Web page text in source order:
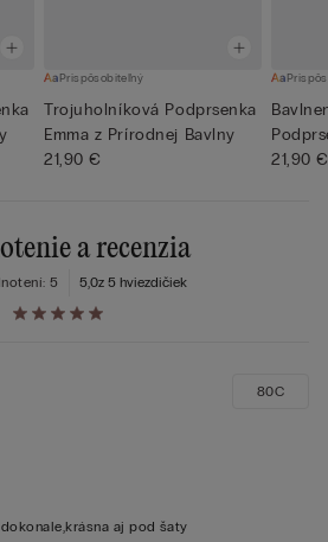
Prispôsobiteľný
Trojuholníková Podprsenka
Emma z Prírodnej Bavlny
21,90 €
21,90 €
a recenzia
5,0z 5 hviezdičiek
5
aj pod šaty
80C